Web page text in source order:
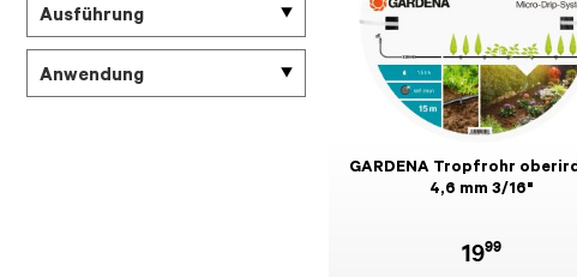
Ausführung
Anwendung
GARDENA Tropfrohr
4,6 mm 3/16"
1999